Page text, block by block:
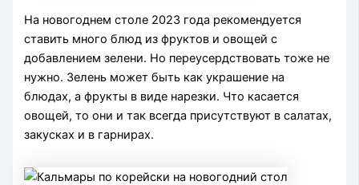
На новогоднем столе 2023 года рекомендуется
ставить много блюд из фруктов и овощей с
добавлением зелени. Но переусердствовать тоже не
нужно. Зелень может быть как украшение на
блюдах, а фрукты в виде нарезки. Что касается
овощей, то они и так всегда присутствуют в салатах,
закусках и в гарнирах.